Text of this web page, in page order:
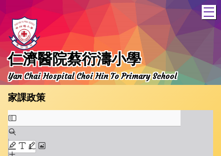
仁濟醫院蔡衍濤小學
Yan Chai Hospital Choi Hin To Primary School
家課政策